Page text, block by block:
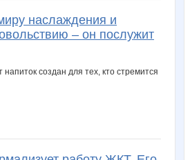
наслаждения и
– он послужит